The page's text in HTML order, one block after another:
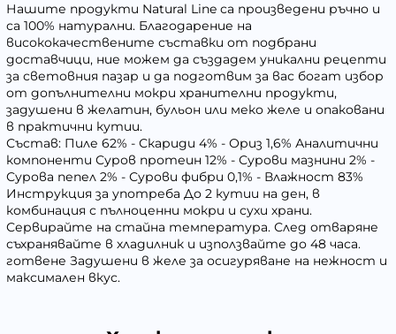
Нашите продукти Natural Line са произведени ръчно и
са 100% натурални. Благодарение на
висококачествените съставки от подбрани
доставчици, ние можем да създадем уникални рецепти
за световния пазар и да подготвим за вас богат избор
от допълнителни мокри хранителни продукти,
задушени в желатин, бульон или меко желе и опаковани
в практични кутии.
Състав: Пиле 62% - Скариди 4% - Ориз 1,6% Аналитични
компоненти Суров протеин 12% - Сурови мазнини 2% -
Сурова пепел 2% - Сурови фибри 0,1% - Влажност 83%
Инструкция за употреба До 2 кутии на ден, в
комбинация с пълноценни мокри и сухи храни.
Сервирайте на стайна температура. След отваряне
съхранявайте в хладилник и използвайте до 48 часа.
готвене Задушени в желе за осигуряване на нежност и
максимален вкус.